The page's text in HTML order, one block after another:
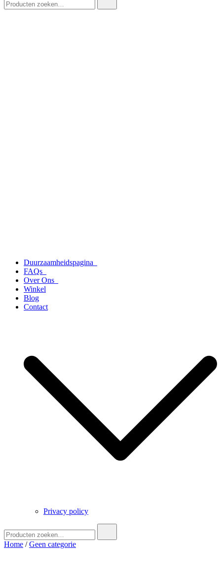
naar:
Duurzaamheidspagina
FAQs
Over Ons
Winkel
Blog
Contact
Privacy policy
naar:
Home /Geen categorie